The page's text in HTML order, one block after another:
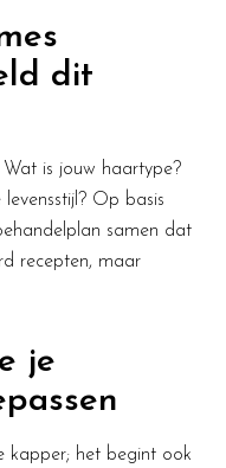
dit
is jouw haartype?
Op basis
samen dat
recepten, maar
je
kapper; het begint ook